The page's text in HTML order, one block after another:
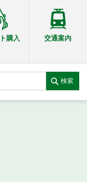
購入 交通案内
検索